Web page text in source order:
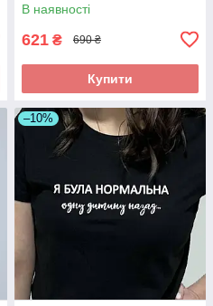
В наявності
621 ₴ 690 ₴
Купити
–10%